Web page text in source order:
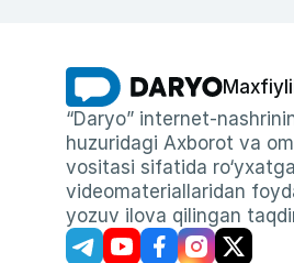
“Daryo” internet-
huzuridagi Axborot va
vositasi sifatida
videomateriallaridan
yozuv ilova qilingan